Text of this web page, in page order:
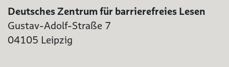
Deutsches Zentrum für barrierefreies Lesen
Gustav-Adolf-Straße 7
04105 Leipzig